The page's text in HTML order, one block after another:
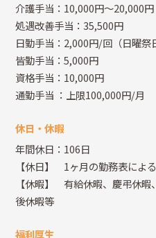
介護手当：10,000円～20,000円
処遇改善手当：35,500円
日勤手当：2,000円/回（日曜祭
皆勤手当：5,000円
資格手当：10,000円
通勤手当 ：上限100,000円/月
休日・休暇
年間休日：106日
【休日】 1ヶ月の勤務表による
【休暇】 有給休暇、慶弔休
後休暇等
福利厚生